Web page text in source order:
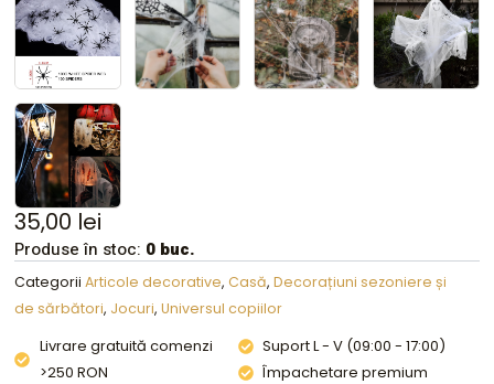
35,00 lei
Produse în stoc: 0 buc.
Categorii Articole decorative,Casă,Decorațiuni sezoniere și
de sărbători, Jocuri,Universul copiilor
Livrare gratuită comenzi
>250 RON
Suport L - V (09:00 - 17:00)
Împachetare premium